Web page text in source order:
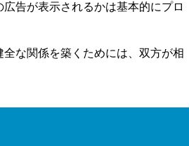
告が表示されるかは基本的にプロ
な関係を築くためには、双方が相